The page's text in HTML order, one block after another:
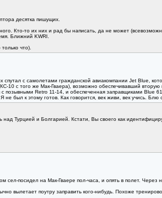
десятка пишущих.
Кто-то их них и рад бы написать, да не может
Ближний KWRI.
что).
с самолетами гражданской авиакомпании Jet Blue,
10 с того же Мак-Гваера), возможно обеспечивавший
позывными Retro 11-14, и обеспеченная заправщиками Blue
был к этому готов. Как говорится, век живи, век учись. Блю
Турцией и Болгарией. Кстати, Вы своего как
сел-посидел на Мак-Гваере пол-часа, и опять в полет.
вылетает поутру заправить кого-нибудь. Похоже